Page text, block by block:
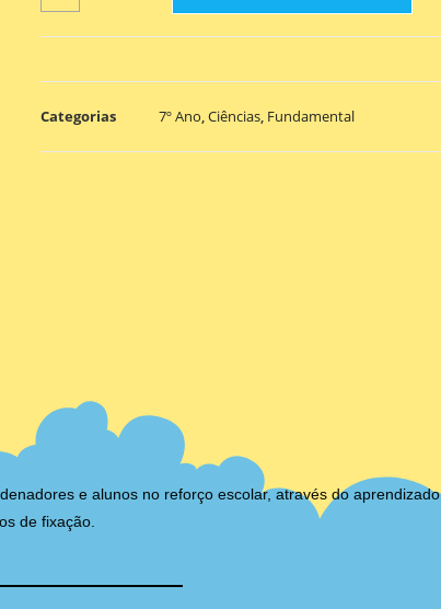
Categorias 7º Ano,Ciências, Fundamental
e alunos no reforço escolar, através do aprendizado
de fixação.